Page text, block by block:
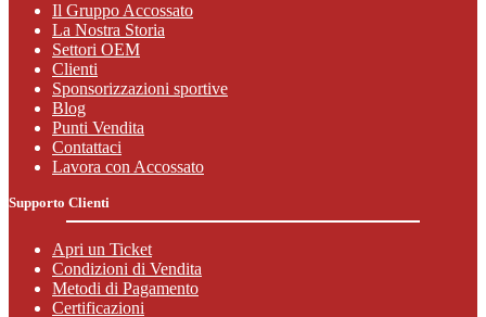
Il Gruppo Accossato
La Nostra Storia
Settori OEM
Clienti
Sponsorizzazioni sportive
Blog
Punti Vendita
Contattaci
Lavora con Accossato
Supporto Clienti
Apri un Ticket
Condizioni di Vendita
Metodi di Pagamento
Certificazioni